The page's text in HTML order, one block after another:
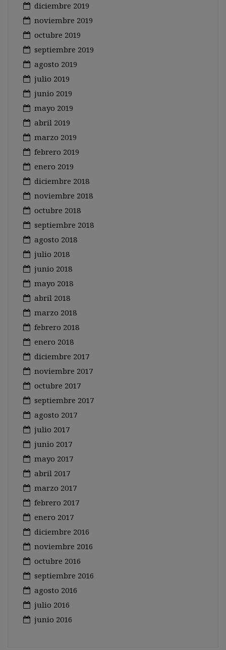
diciembre 2019
noviembre 2019
octubre 2019
septiembre 2019
agosto 2019
julio 2019
junio 2019
mayo 2019
abril 2019
marzo 2019
febrero 2019
enero 2019
diciembre 2018
noviembre 2018
octubre 2018
septiembre 2018
agosto 2018
julio 2018
junio 2018
mayo 2018
abril 2018
marzo 2018
febrero 2018
enero 2018
diciembre 2017
noviembre 2017
octubre 2017
septiembre 2017
agosto 2017
julio 2017
junio 2017
mayo 2017
abril 2017
marzo 2017
febrero 2017
enero 2017
diciembre 2016
noviembre 2016
octubre 2016
septiembre 2016
agosto 2016
julio 2016
junio 2016